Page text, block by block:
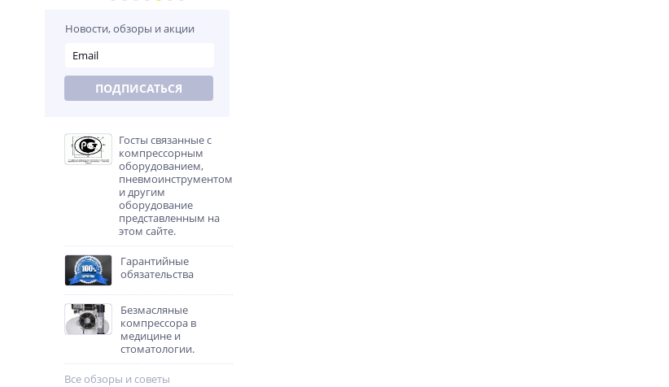
Новости, обзоры и акции
ПОДПИСАТЬСЯ
Госты связанные с
компрессорным
оборудованием,
пневмоинструментом
и другим
оборудование
представленным на
этом сайте.
Гарантийные
обязательства
Безмасляные
компрессора в
медицине и
стоматологии.
Все обзоры и советы